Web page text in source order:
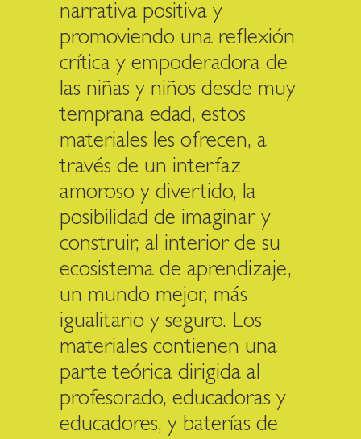
narrativa positiva y
promoviendo una reflexión
crítica y empoderadora de
las niñas y niños desde muy
temprana edad, estos
materiales les ofrecen, a
través de un interfaz
amoroso y divertido, la
posibilidad de imaginar y
construir, al interior de su
ecosistema de aprendizaje,
un mundo mejor, más
igualitario y seguro. Los
materiales contienen una
parte teórica dirigida al
profesorado, educadoras y
educadores, y baterías de